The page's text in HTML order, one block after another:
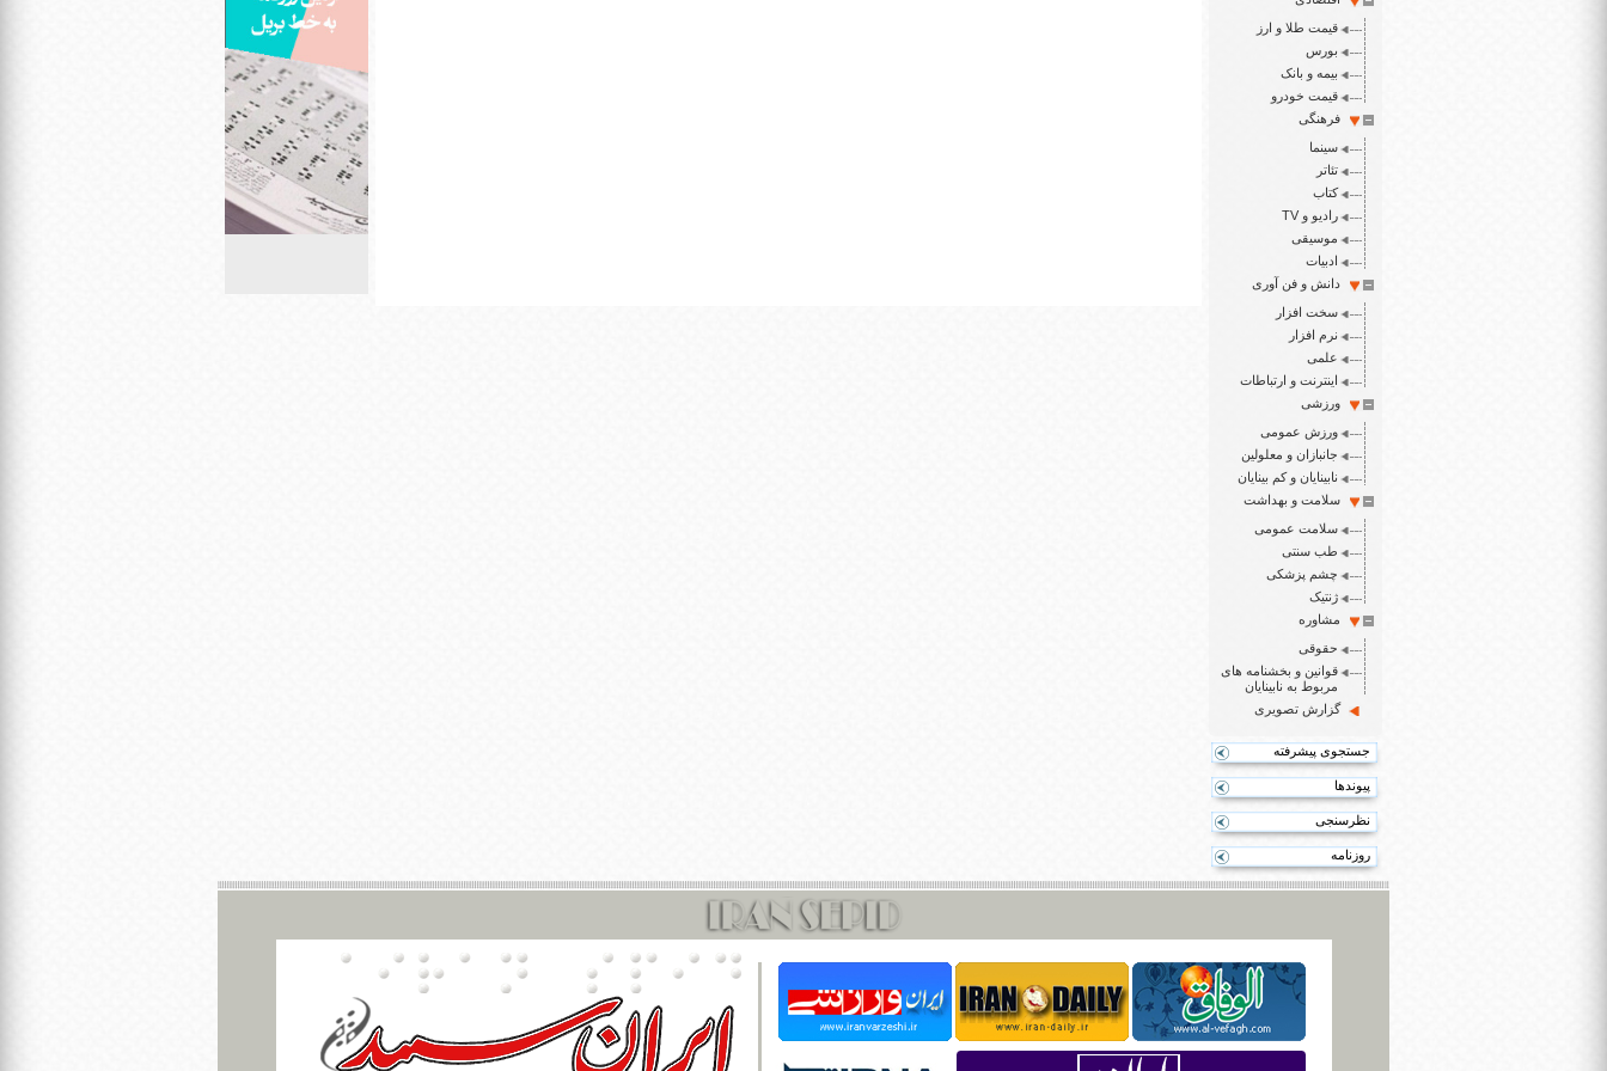
قیمت طلا و ارز
بورس
بیمه و بانک
قیمت خودرو
فرهنگی
سینما
تئاتر
کتاب
رادیو و TV
موسیقی
ادبیات
دانش و فن آوری
سخت افزار
نرم افزار
علمی
اینترنت و ارتباطات
ورزشی
ورزش عمومی
جانبازان و معلولین
نابینایان و کم بینایان
سلامت و بهداشت
سلامت عمومی
طب سنتی
چشم پزشکی
ژنتیک
مشاوره
حقوقی
قوانین و بخشنامه های
مربوط به نابینایان
گزارش تصویری
جستجوی پیشرفته
پیوندها
نظرسنجی
روزنامه